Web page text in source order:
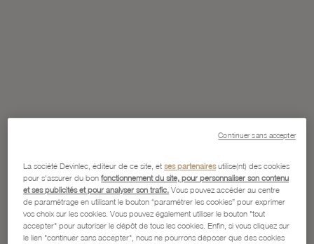
La société Devinlec, éditeur de ce site, etses partenairesutilise(nt) des cookies
pour s'assurer du bonfonctionnement du site, pour personnaliser son contenu
et ses publicités et pour analyser son trafic. Vous pouvez accéder au centre
de paramétrage en utilisant le bouton “paramétrer les cookies” pour exprimer
vos choix sur les cookies. Vous pouvez également utiliser le bouton "tout
accepter" pour autoriser le dépôt de tous les cookies. Enfin, si vous cliquez sur
le lien "continuer sans accepter", nous ne pourrons déposer que des cookies
Continuer sans accepter